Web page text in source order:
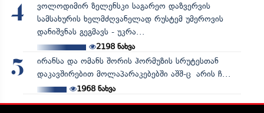
4
ვოლოდიმირ ზელენსკი საგარეო დაზვერვის
სამსახურის ხელმძღვანელად რუსტემ უმეროვის
დანიშვნას გეგმავს - უკრა...
2198ნახვა
5
ირანსა და ომანს შორის ჰორმუზის სრუტესთან
დაკავშირებით მოლაპარაკებებში აშშ-ც არის ჩ...
1968ნახვა